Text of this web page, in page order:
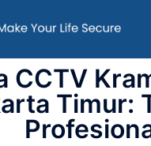
CCTV
Timur: